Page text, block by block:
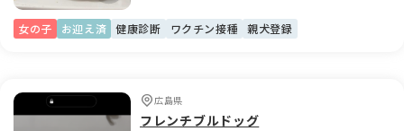
女の子 お迎え済 健康診断 ワクチン接種 親犬登録
広島県
フレンチブルドッグ